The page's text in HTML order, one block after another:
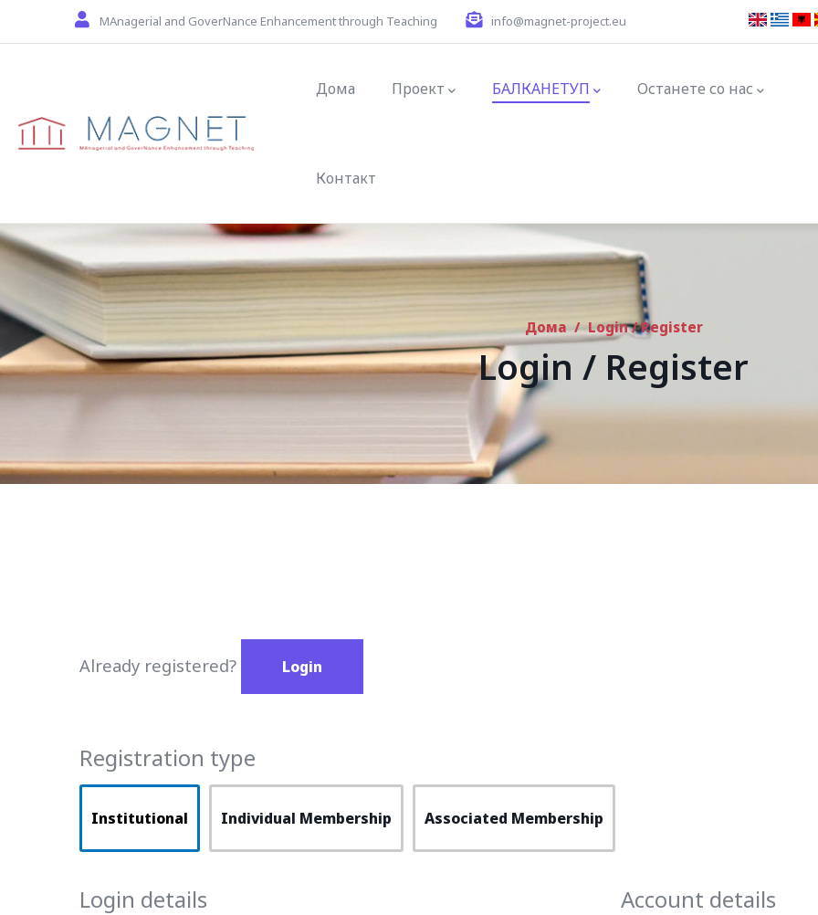
Skip to main contentMAnagerial and GoverNance Enhancement through Teaching info@magnet-project.eu
Дома Проект БАЛКАНЕТУП Останете со нас
Контакт
Дома / Login / Register
Login / Register
Already registered? Login
Registration type
Institutional Individual Membership Associated Membership
Login details Account details